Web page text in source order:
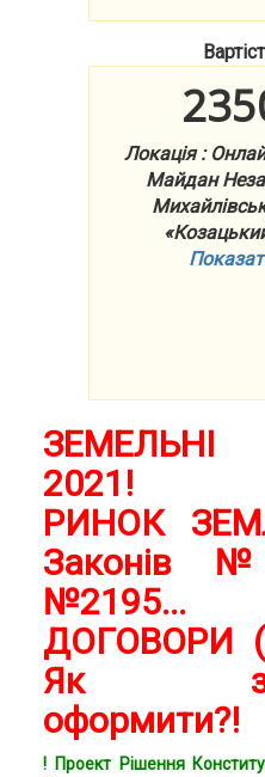
Локація :
Майдан
ЗЕМЕЛЬНІ
2021!
РИНОК
Законів
№2195...
ДОГОВОРИ
Як
оформити?!
! Проект Рішення